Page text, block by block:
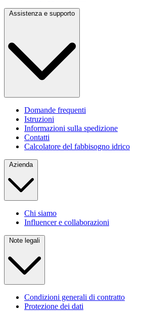
Assistenza e supporto
Domande frequenti
Istruzioni
Informazioni sulla spedizione
Contatti
Calcolatore del fabbisogno idrico
Azienda
Chi siamo
Influencer e collaborazioni
Note legali
Condizioni generali di contratto
Protezione dei dati